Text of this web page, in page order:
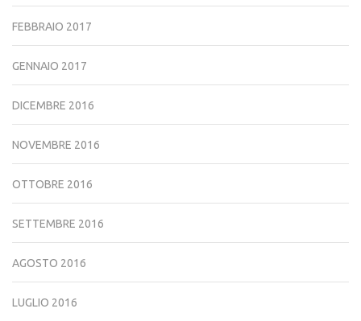
FEBBRAIO 2017
GENNAIO 2017
DICEMBRE 2016
NOVEMBRE 2016
OTTOBRE 2016
SETTEMBRE 2016
AGOSTO 2016
LUGLIO 2016